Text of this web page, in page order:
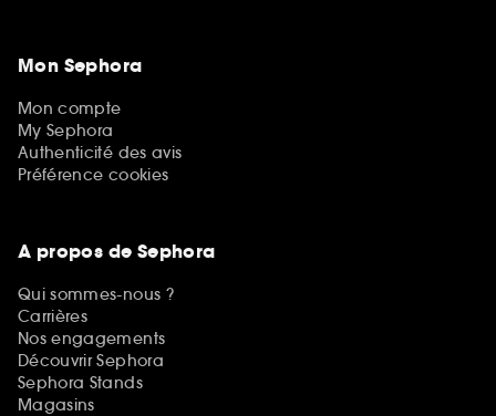
Mon Sephora
Mon compte
My Sephora
Authenticité des avis
Préférence cookies
A propos de Sephora
Qui sommes-nous ?
Carrières
Nos engagements
Découvrir Sephora
Sephora Stands
Magasins